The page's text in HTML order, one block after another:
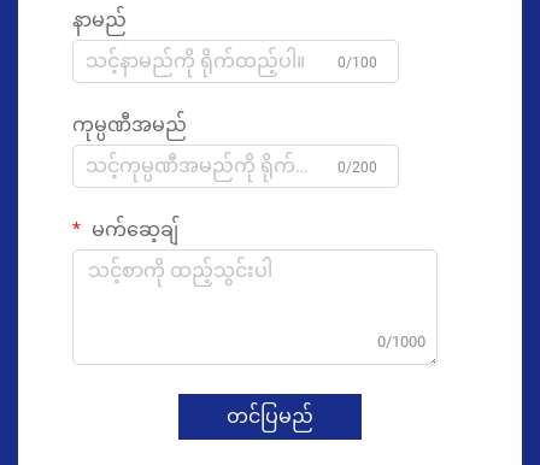
နာမည်
0/100
ကုမ္ပဏီအမည်
0/200
မက်ဆေ့ချ်
0/1000
တင်ပြမည်